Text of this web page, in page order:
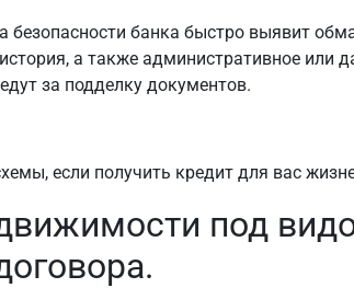
безопасности банка быстро выявит
а также административное или
за подделку документов.
если получить кредит для вас
под